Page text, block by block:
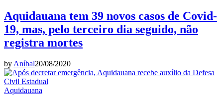
Aquidauana tem 39 novos casos de Covid-
19, mas, pelo terceiro dia seguido, não
registra mortes
by Aníbal20/08/2020
Aquidauana